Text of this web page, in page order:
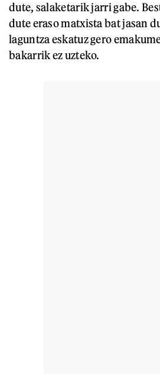
dute, salaketarik jarri gabe.
dute eraso matxista bat jasan
laguntza eskatuz gero
bakarrik ez uzteko.